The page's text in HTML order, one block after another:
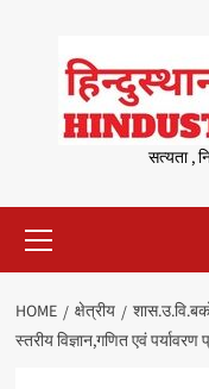
content
सत्यता ,
Menu
HOME क्षेत्रीय
स्तरीय विज्ञान,गणित एवं